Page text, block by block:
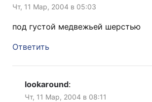
Чт, 11 Мар, 2004 в 05:03
под густой медвежьей шерстью
Ответить
lookaround:
Чт, 11 Мар, 2004 в 08:11